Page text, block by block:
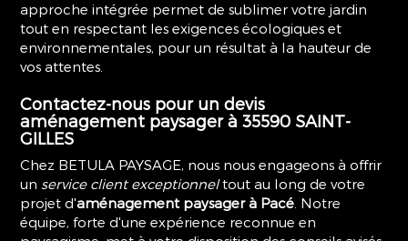
approche intégrée permet de sublimer votre jardin
tout en respectant les exigences écologiques et
environnementales, pour un résultat à la hauteur de
vos attentes.
Contactez-nous pour un devis
aménagement paysager à 35590 SAINT-
GILLES
Chez BETULA PAYSAGE, nous nous engageons à offrir
unservice client exceptionneltout au long de votre
projet d'aménagement paysager à Pacé . Notre
équipe, forte d'une expérience reconnue en